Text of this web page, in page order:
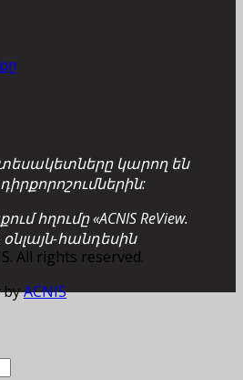
կարող են
«ACNIS ReView.
հանդեսին
All rights reserved.
byACNIS